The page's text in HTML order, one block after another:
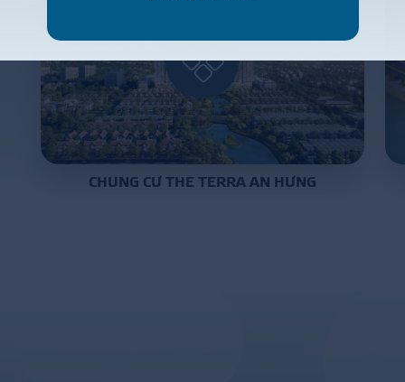
CHUNG CƯ THE TERRA AN HƯNG